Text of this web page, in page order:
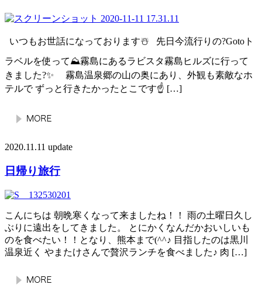
いつもお世話になっております☃️ 先日今流行りの?Gotoト
ラベルを使って⛰霧島にあるラビスタ霧島ヒルズに行って
きました?✨ 霧島温泉郷の山の奥にあり、外観も素敵なホ
テルで ずっと行きたかったとこです☝️ […]
2020.11.11 update
日帰り旅行
こんにちは 朝晩寒くなって来ましたね！！ 雨の土曜日久し
ぶりに遠出をしてきました。 とにかくなんだかおいしいも
のを食べたい！！となり、熊本まで(^^♪ 目指したのは黒川
温泉近く やまたけさんで贅沢ランチを食べました♪ 肉 […]